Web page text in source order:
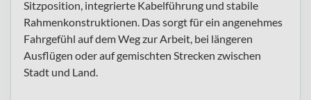
Sitzposition, integrierte Kabelführung und stabile
Rahmenkonstruktionen. Das sorgt für ein angenehmes
Fahrgefühl auf dem Weg zur Arbeit, bei längeren
Ausflügen oder auf gemischten Strecken zwischen
Stadt und Land.